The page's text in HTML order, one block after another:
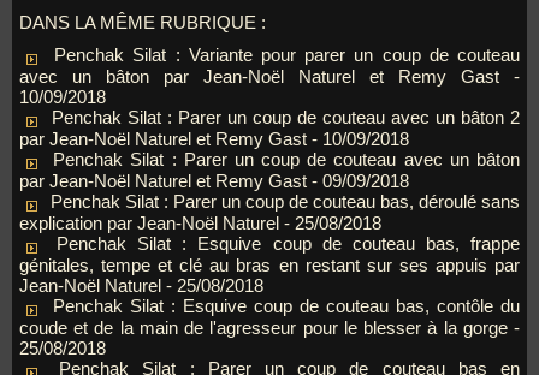
DANS LA MÊME RUBRIQUE :
Penchak Silat : Variante pour parer un coup de couteau
avec un bâton par Jean-Noël Naturel et Remy Gast
-
10/09/2018
Penchak Silat : Parer un coup de couteau avec un bâton 2
par Jean-Noël Naturel et Remy Gast - 10/09/2018
Penchak Silat : Parer un coup de couteau avec un bâton
par Jean-Noël Naturel et Remy Gast - 09/09/2018
Penchak Silat : Parer un coup de couteau bas, déroulé sans
explication par Jean-Noël Naturel - 25/08/2018
Penchak Silat : Esquive coup de couteau bas, frappe
génitales, tempe et clé au bras en restant sur ses appuis par
Jean-Noël Naturel - 25/08/2018
Penchak Silat : Esquive coup de couteau bas, contôle du
coude et de la main de l'agresseur pour le blesser à la gorge -
25/08/2018
Penchak Silat : Parer un coup de couteau bas en